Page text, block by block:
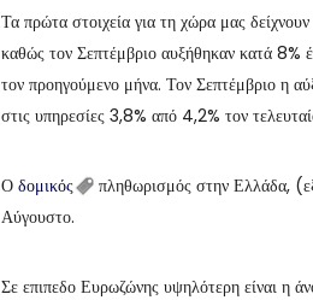
Τα πρώτα στοιχεία για τη χώρα μας
καθώς τον Σεπτέμβριο αυξήθηκαν κατά 8%
τον προηγούμενο μήνα. Τον Σεπτέμβριο η
στις υπηρεσίες 3,8% από 4,2% τον
Ο δομικός
πληθωρισμός στην Ελλάδα,
Αύγουστο.
Σε επιπεδο Ευρωζώνης υψηλότερη είναι η